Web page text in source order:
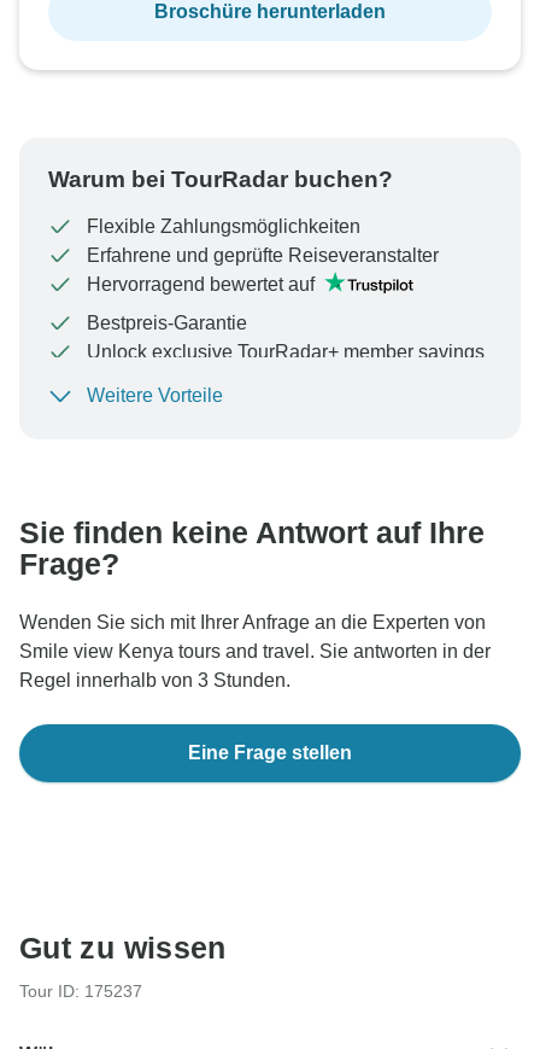
Broschüre herunterladen
Warum bei TourRadar buchen?
Flexible Zahlungsmöglichkeiten
Erfahrene und geprüfte Reiseveranstalter
Hervorragend bewertet auf
Bestpreis-Garantie
Unlock exclusive TourRadar+ member savings
Um Ihre Zahlung zu schützen und sicherzustellen,
Weitere Vorteile
Sie finden keine Antwort auf Ihre
Frage?
Wenden Sie sich mit Ihrer Anfrage an die Experten von
Smile view Kenya tours and travel. Sie antworten in der
Regel innerhalb von 3 Stunden.
Eine Frage stellen
Gut zu wissen
Tour ID: 175237